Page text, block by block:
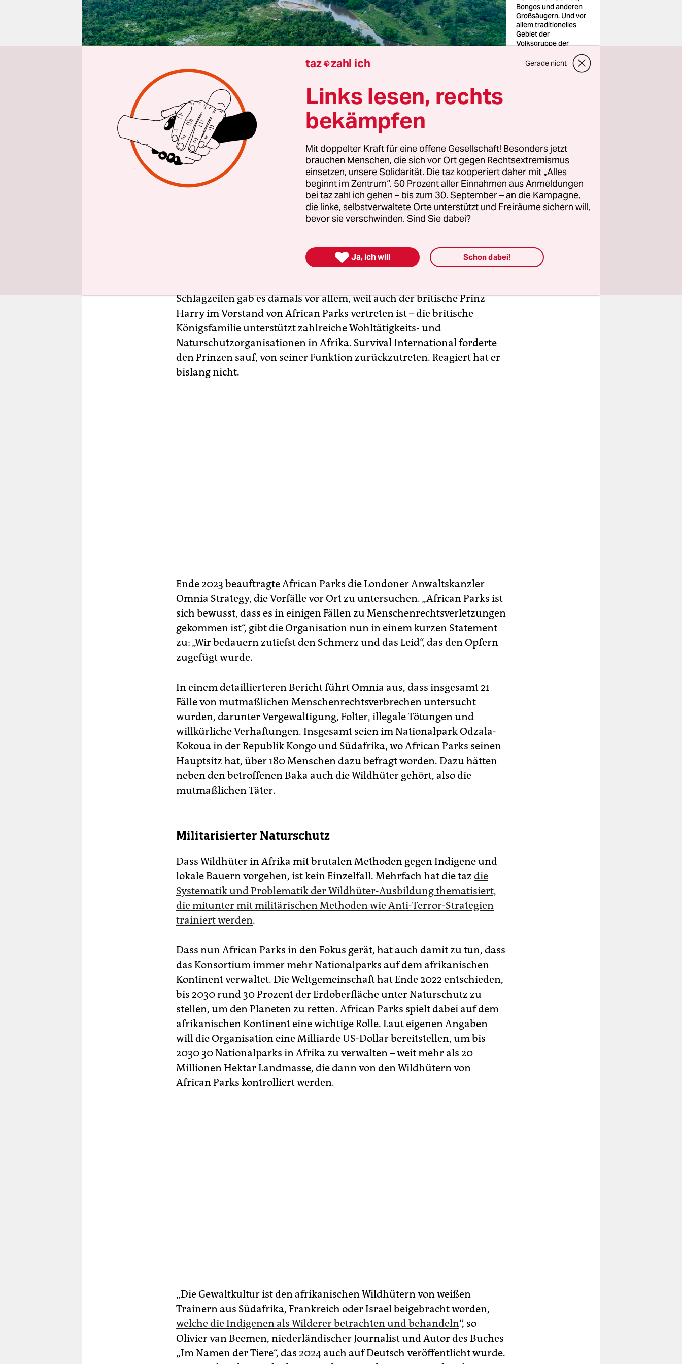
epaper login
Bongos und anderen
Großsäugern. Und vor
allem traditionelles
Gebiet der
Volksgruppe der
Foto: Roger de La
Aus Kampala Simone Schlindwein
Fast zwei Jahre haben die internen Untersuchungen gedauert. Nun
bestätigt die Naturschutzorganisation African Parks, dass ihre
Wildhüter in der Republik KongoMenschen der Volksgruppe der Baka
misshandelt haben. Die konkrete Rede ist von Folter, Vergewaltigung
und Zwangsvertreibung von Indigenen, die einst das Gebiet
bewohnten, auf dem sich heute der Odzala-Kokoua-Nationalpark
Die Vorwürfe waren bereits 2023 publik gemacht worden, unter
Schlagzeilen gab es damals vor allem, weil auch der britische Prinz
Harry im Vorstand von African Parks vertreten ist – die britische
Königsfamilie unterstützt zahlreiche Wohltätigkeits- und
Naturschutzorganisationen in Afrika. Survival International forderte
den Prinzen sauf, von seiner Funktion zurückzutreten. Reagiert hat er
bislang nicht.
Ende 2023 beauftragte African Parks die Londoner Anwaltskanzler
Omnia Strategy, die Vorfälle vor Ort zu untersuchen. „African Parks ist
sich bewusst, dass es in einigen Fällen zu Menschenrechtsverletzungen
gekommen ist“, gibt die Organisation nun in einem kurzen Statement
zu: „Wir bedauern zutiefst den Schmerz und das Leid“, das den Opfern
zugefügt wurde.
In einem detaillierteren Bericht führt Omnia aus, dass insgesamt 21
Fälle von mutmaßlichen Menschenrechtsverbrechen untersucht
wurden, darunter Vergewaltigung, Folter, illegale Tötungen und
willkürliche Verhaftungen. Insgesamt seien im Nationalpark Odzala-
Kokoua in der Republik Kongo und Südafrika, wo African Parks seinen
Hauptsitz hat, über 180 Menschen dazu befragt worden. Dazu hätten
neben den betroffenen Baka auch die Wildhüter gehört, also die
mutmaßlichen Täter.
Militarisierter Naturschutz
Dass Wildhüter in Afrika mit brutalen Methoden gegen Indigene und
lokale Bauern vorgehen, ist kein Einzelfall. Mehrfach hat die taz die
Systematik und Problematik der Wildhüter-Ausbildung thematisiert,
die mitunter mit militärischen Methoden wie Anti-Terror-Strategien
trainiert werden.
Dass nun African Parks in den Fokus gerät, hat auch damit zu tun, dass
das Konsortium immer mehr Nationalparks auf dem afrikanischen
Kontinent verwaltet. Die Weltgemeinschaft hat Ende 2022 entschieden,
bis 2030 rund 30 Prozent der Erdoberfläche unter Naturschutz zu
stellen, um den Planeten zu retten. African Parks spielt dabei auf dem
afrikanischen Kontinent eine wichtige Rolle. Laut eigenen Angaben
will die Organisation eine Milliarde US-Dollar bereitstellen, um bis
2030 30 Nationalparks in Afrika zu verwalten – weit mehr als 20
Millionen Hektar Landmasse, die dann von den Wildhütern von
African Parks kontrolliert werden.
„Die Gewaltkultur ist den afrikanischen Wildhütern von weißen
Trainern aus Südafrika, Frankreich oder Israel beigebracht worden,
welche die Indigenen als Wilderer betrachten und behandeln“, so
Olivier van Beemen, niederländischer Journalist und Autor des Buches
„Im Namen der Tiere“, das 2024 auch auf Deutsch veröffentlicht wurde.
taz zahl ich Gerade nicht
Links lesen, rechts
bekämpfen
Mit doppelter Kraft für eine offene Gesellschaft! Besonders jetzt
brauchen Menschen, die sich vor Ort gegen Rechtsextremismus
einsetzen, unsere Solidarität. Die taz kooperiert daher mit „Alles
beginnt im Zentrum“. 50 Prozent aller Einnahmen aus Anmeldungen
bei taz zahl ich gehen – bis zum 30. September – an die Kampagne,
die linke, selbstverwaltete Orte unterstützt und Freiräume sichern will,
bevor sie verschwinden. Sind Sie dabei?
 Ja, ich will Schon dabei!